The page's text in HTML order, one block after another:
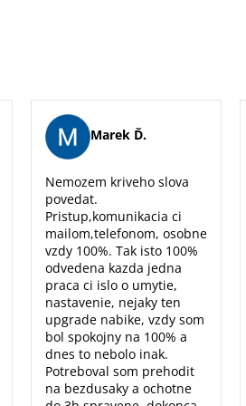
Marek Ď.
Nemozem kriveho slova
povedat.
Pristup,komunikacia ci
mailom,telefonom, osobne
vzdy 100%. Tak isto 100%
odvedena kazda jedna
praca ci islo o umytie,
nastavenie, nejaky ten
upgrade nabike, vzdy som
bol spokojny na 100% a
dnes to nebolo inak.
Potreboval som prehodit
na bezdusaky a ochotne